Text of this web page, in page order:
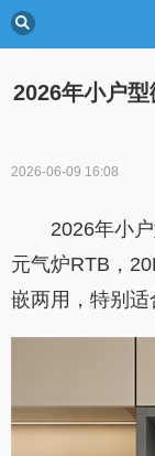
2026年小户
2026-06-09 16:08
2026年小
元气炉RTB，
嵌两用，特别适